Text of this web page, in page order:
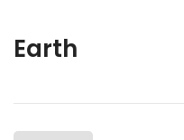
Earth